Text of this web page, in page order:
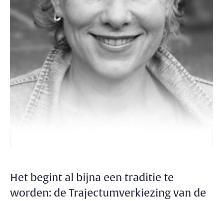
Het begint al bijna een traditie te
worden: de Trajectumverkiezing van de